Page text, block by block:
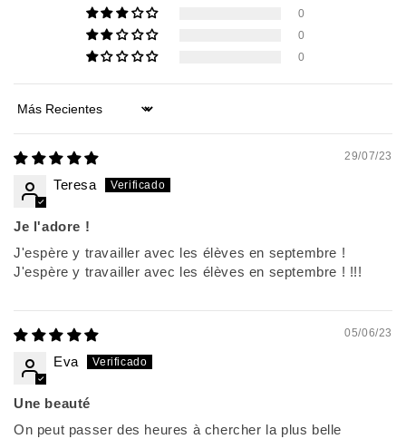
0
0
0
Sort by
29/07/23
Teresa
Je l'adore !
J'espère y travailler avec les élèves en septembre !
J'espère y travailler avec les élèves en septembre ! !!!
05/06/23
Eva
Une beauté
On peut passer des heures à chercher la plus belle